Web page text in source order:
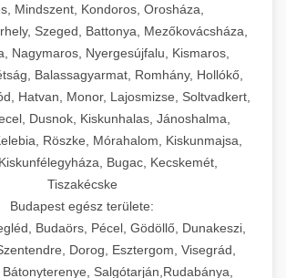
Mindszent, Kondoros, Orosháza,
Szeged, Battonya, Mezőkovácsháza,
Nagymaros, Nyergesújfalu, Kismaros,
Balassagyarmat, Romhány, Hollókő,
Hatvan, Monor, Lajosmizse, Soltvadkert,
Dusnok, Kiskunhalas, Jánoshalma,
Röszke, Mórahalom, Kiskunmajsa,
Bugac, Kecskemét,
Tiszakécske
Budapest egész területe:
Budaörs, Pécel, Gödöllő, Dunakeszi,
Dorog, Esztergom, Visegrád,
Salgótarján,Rudabánya,